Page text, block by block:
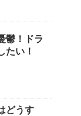
鬱！ドラ
たい！
どうす